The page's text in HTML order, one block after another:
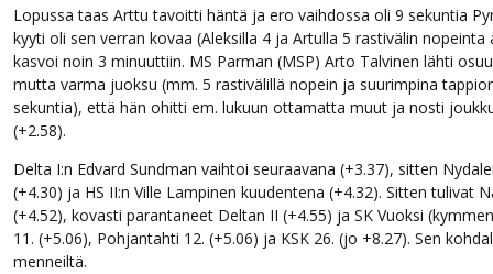
Lopussa taas Arttu tavoitti häntä ja ero vaihdossa oli 9 sekuntia
kyyti oli sen verran kovaa (Aleksilla 4 ja Artulla 5 rastivälin
kasvoi noin 3 minuuttiin. MS Parman (MSP) Arto Talvinen lähti
mutta varma juoksu (mm. 5 rastivälillä nopein ja suurimpina
sekuntia), että hän ohitti em. lukuun ottamatta muut ja nosti
(+2.58).
Delta I:n Edvard Sundman vaihtoi seuraavana (+3.37), sitten
(+4.30) ja HS II:n Ville Lampinen kuudentena (+4.32). Sitten tulivat
(+4.52), kovasti parantaneet Deltan II (+4.55) ja SK Vuoksi
11. (+5.06), Pohjantahti 12. (+5.06) ja KSK 26. (jo +8.27). Sen
menneiltä.